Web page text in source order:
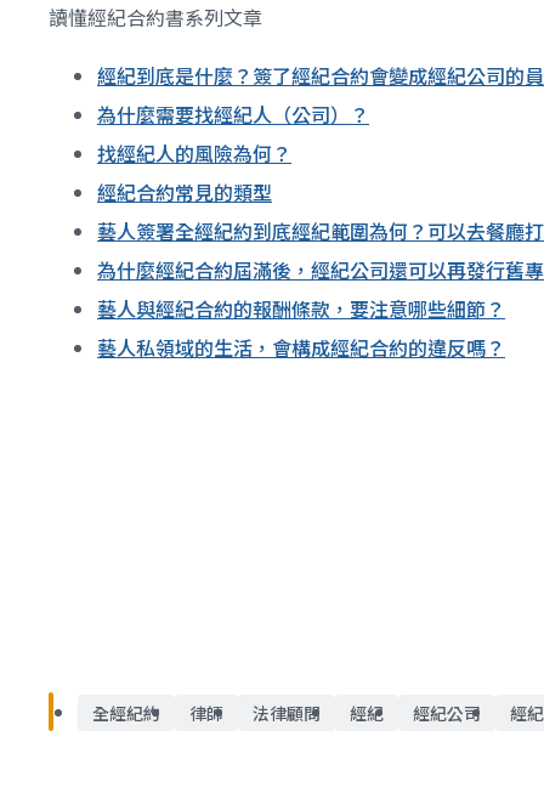
讀懂經紀合約書系列文章
經紀到底是什麼？簽了經紀合約會變成經紀公司的
為什麼需要找經紀人（公司）？
找經紀人的風險為何？
經紀合約常見的類型
藝人簽署全經紀約到底經紀範圍為何？可以去餐廳
為什麼經紀合約屆滿後，經紀公司還可以再發行舊
藝人與經紀合約的報酬條款，要注意哪些細節？
藝人私領域的生活，會構成經紀合約的違反嗎？
全經紀約 律師 法律顧問 經紀 經紀公司 經